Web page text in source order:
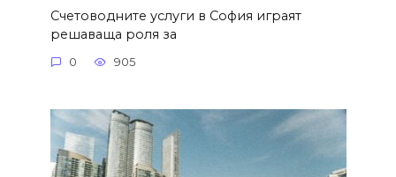
Счетоводните услуги в София играят
решаваща роля за
0 905